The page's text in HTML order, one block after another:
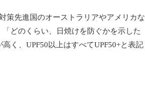
策先進国のオーストラリアやアメリカな
どのくらい、日焼けを防ぐかを示した
く、UPF50以上はすべてUPF50+と表記